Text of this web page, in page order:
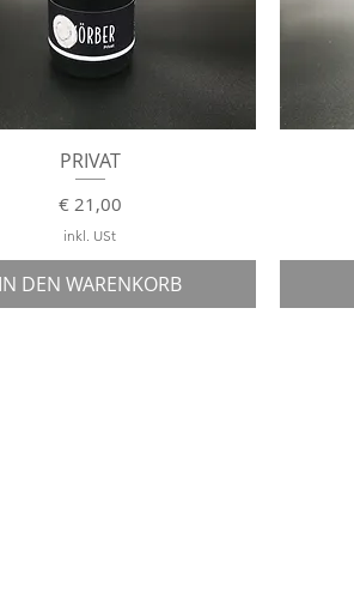
Schnellansicht
PRIVAT
Preis
€ 21,00
inkl. USt
IN DEN WARENKORB